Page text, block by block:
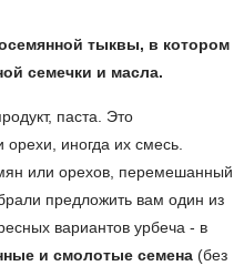
тыквы, в котором
семечки и масла.
паста. Это
иногда их смесь.
или орехов, перемешанный
предложить вам один из
вариантов урбеча - в
и смолотые семена (без